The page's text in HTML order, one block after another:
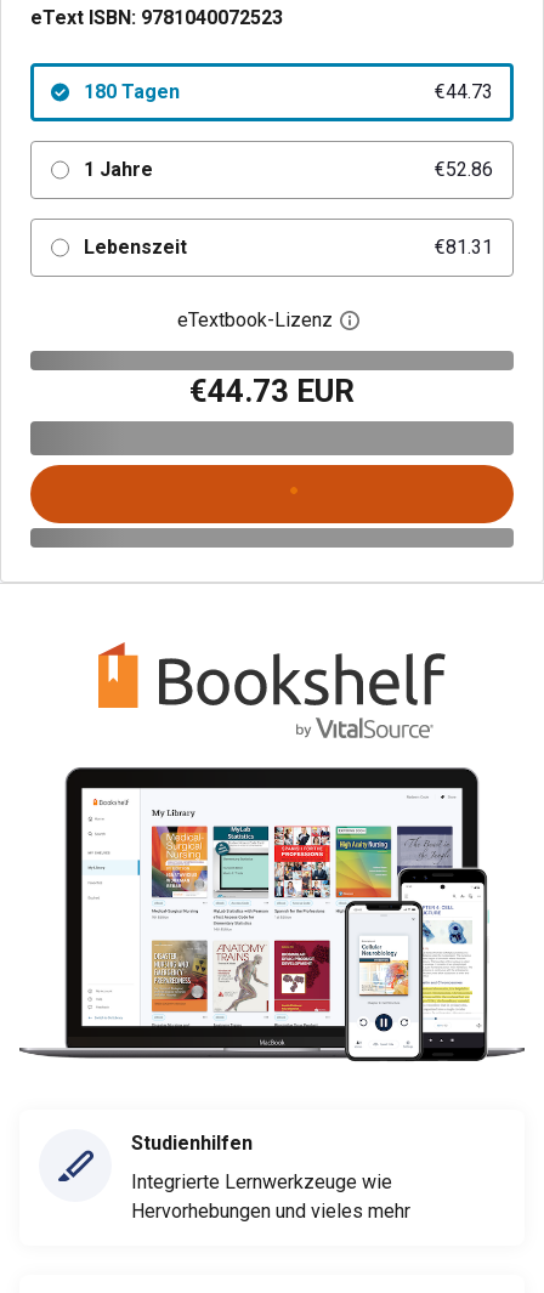
eText ISBN: 9781040072523
180 Tagen €44.73
1 Jahre €52.86
Lebenszeit €81.31
eTextbook-Lizenz Digitalen
€44.73 EUR
Studienhilfen
Integrierte Lernwerkzeuge wie
Hervorhebungen und vieles mehr